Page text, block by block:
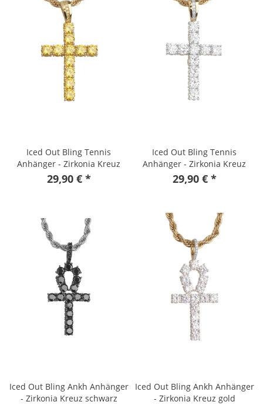
Iced Out Bling Tennis
Anhänger - Zirkonia Kreuz
gold
29,90 € *
Iced Out Bling Tennis
Anhänger - Zirkonia Kreuz
gold
29,90 € *
Iced Out Bling Ankh Anhänger
- Zirkonia Kreuz schwarz
Iced Out Bling Ankh Anhänger
- Zirkonia Kreuz gold